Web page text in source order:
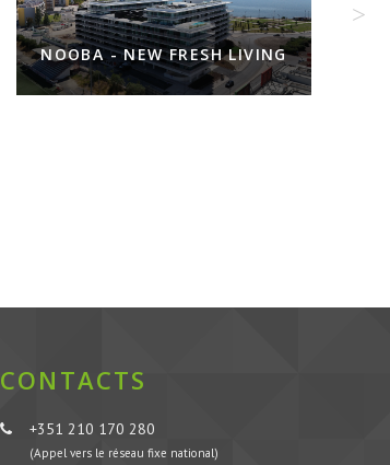
NOOBA - NEW FRESH LIVING
CONTACTS
+351 210 170 280
(Appel vers le réseau fixe national)